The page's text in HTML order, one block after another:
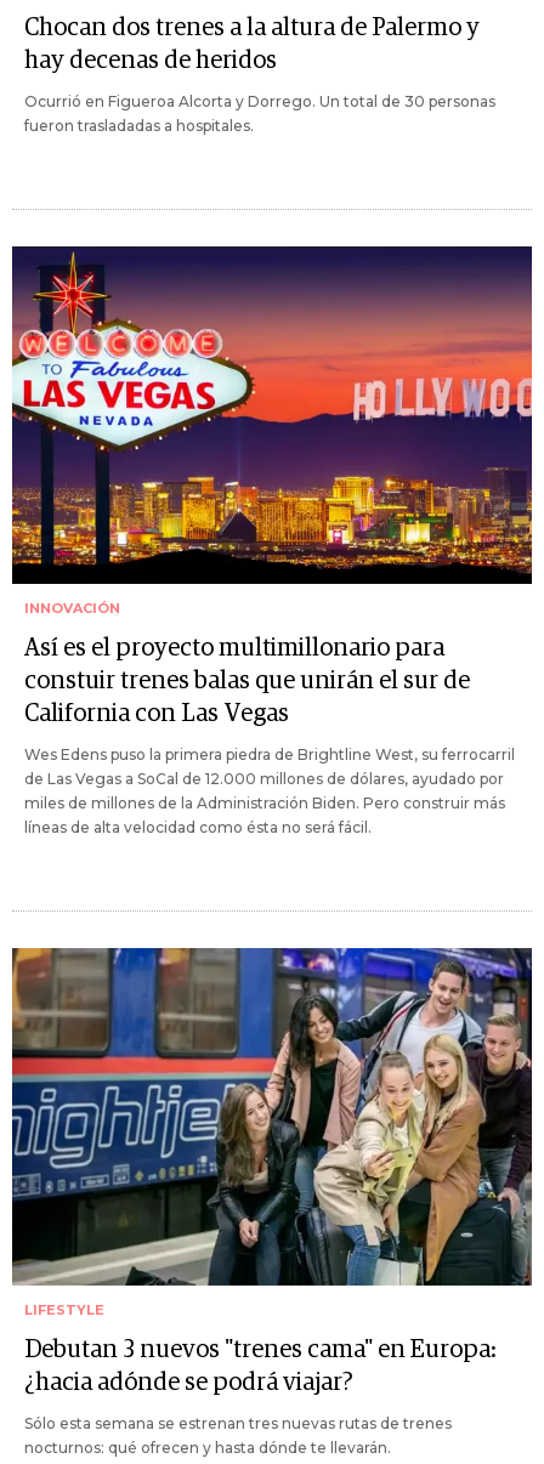
Chocan dos trenes a la altura de Palermo y
hay decenas de heridos
Ocurrió en Figueroa Alcorta y Dorrego. Un total de 30 personas
fueron trasladadas a hospitales.
INNOVACIÓN
Así es el proyecto multimillonario para
constuir trenes balas que unirán el sur de
California con Las Vegas
Wes Edens puso la primera piedra de Brightline West, su ferrocarril
de Las Vegas a SoCal de 12.000 millones de dólares, ayudado por
miles de millones de la Administración Biden. Pero construir más
líneas de alta velocidad como ésta no será fácil.
LIFESTYLE
Debutan 3 nuevos "trenes cama" en Europa:
¿hacia adónde se podrá viajar?
Sólo esta semana se estrenan tres nuevas rutas de trenes
nocturnos: qué ofrecen y hasta dónde te llevarán.